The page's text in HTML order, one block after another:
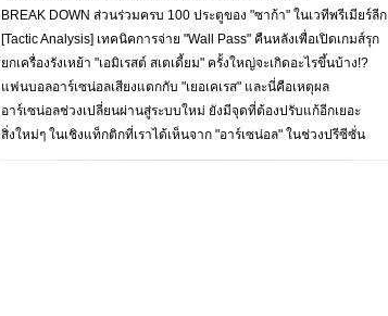
BREAK DOWN ส่วนร่วมครบ 100 ประตูของ "ซาก้า" ในเวทีพรีเมียร์ลีก
[Tactic Analysis] เทคนิคการจ่าย "Wall Pass" คืนหลังเพื่อเปิดเกมส์รุก
ยกเครื่องรังเหย้า "เอมิเรสต์ สเตเดี้ยม" ครั้งใหญ่จะเกิดอะไรขึ้นบ้าง!?
แฟนบอลอาร์เซน่อลเสียงแตกกับ "เยอเคเรส" และนี่คือเหตุผล
อาร์เซน่อลช่วงเปลี่ยนผ่านสู่ระบบใหม่ ยังมีจุดที่ต้องปรับแก้อีกเยอะ
สิ่งใหม่ๆ ในเชิงแท็กติกที่เราได้เห็นจาก "อาร์เซน่อล" ในช่วงปรีซีซั่น